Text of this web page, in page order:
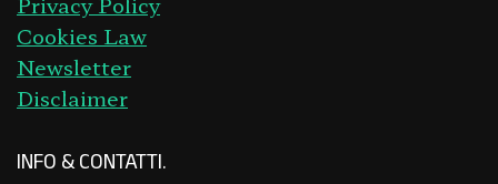
Cookies Law
Newsletter
Disclaimer
INFO & CONTATTI